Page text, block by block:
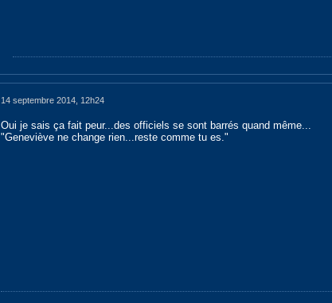
14 septembre 2014, 12h24
Oui je sais ça fait peur...des officiels se sont barrés quand même...
"Geneviève ne change rien...reste comme tu es."